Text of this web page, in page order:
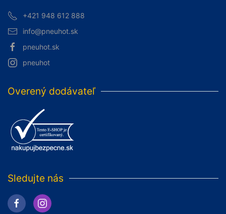
+421 948 612 888
info@pneuhot.sk
pneuhot.sk
pneuhot
Overený dodávateľ
Sledujte nás